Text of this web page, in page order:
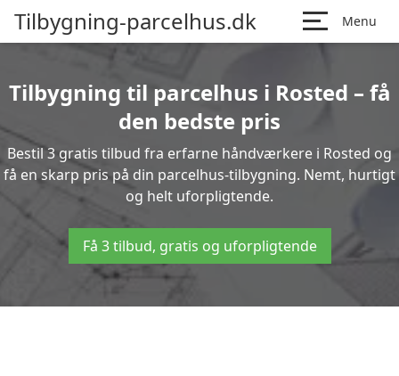
Tilbygning-parcelhus.dk Menu
Tilbygning til parcelhus i Rosted – få
den bedste pris
Bestil 3 gratis tilbud fra erfarne håndværkere i Rosted og
få en skarp pris på din parcelhus-tilbygning. Nemt, hurtigt
og helt uforpligtende.
Få 3 tilbud, gratis og uforpligtende